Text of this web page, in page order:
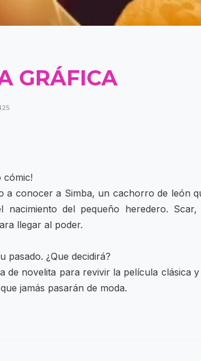
GRÁFICA
cómic!
a conocer a Simba, un cachorro de león
del pequeño heredero. Scar,
llegar al poder.
pasado. ¿Que decidirá?
de novelita para revivir la película clásica y
jamás pasarán de moda.